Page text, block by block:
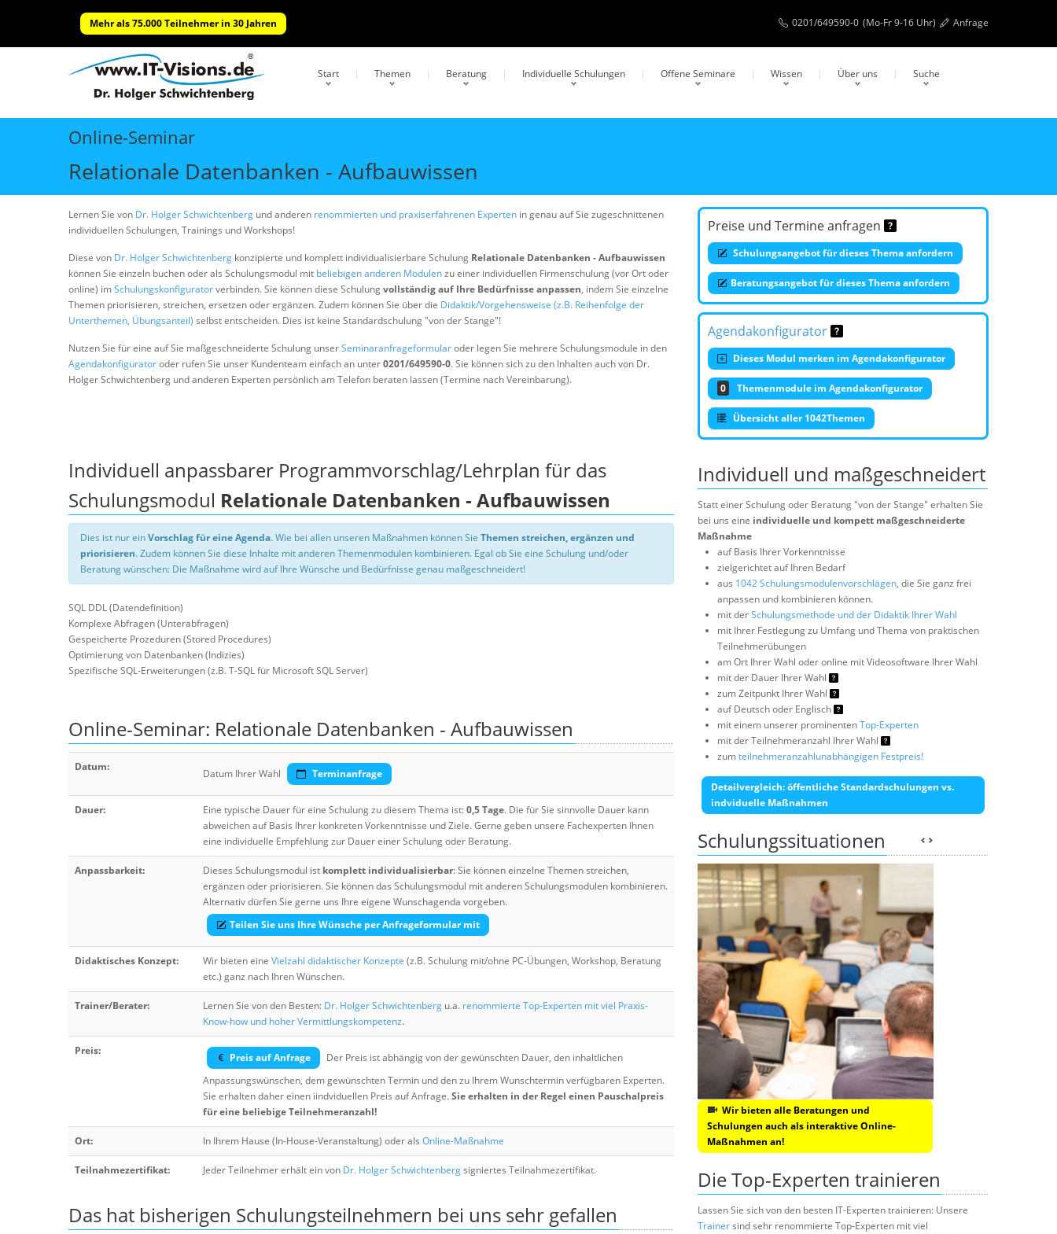
Mehr als 75.000 Teilnehmer in 30 Jahren 0201/649590-0 (Mo-Fr 9-16 Uhr) Anfrage
Start Themen Beratung Individuelle Schulungen Offene Seminare Wissen Über uns Suche
Online-Seminar
Relationale Datenbanken - Aufbauwissen
Lernen Sie von Dr. Holger Schwichtenberg und anderen renommierten und praxiserfahrenen Experten in genau auf Sie zugeschnittenen
individuellen Schulungen, Trainings und Workshops!
Diese von Dr. Holger Schwichtenberg konzipierte und komplett individualisierbare Schulung Relationale Datenbanken - Aufbauwissen
können Sie einzeln buchen oder als Schulungsmodul mit beliebigen anderen Modulenzu einer individuellen Firmenschulung (vor Ort oder
online) imSchulungskonfiguratorverbinden. Sie können diese Schulungvollständig auf Ihre Bedürfnisse anpassen, indem Sie einzelne
Themen priorisieren, streichen, ersetzen oder ergänzen. Zudem können Sie über die Didaktik/Vorgehensweise (z.B. Reihenfolge der
Unterthemen, Übungsanteil) selbst entscheiden. Dies ist keine Standardschulung "von der Stange"!
Nutzen Sie für eine auf Sie maßgeschneiderte Schulung unserSeminaranfrageformularoder legen Sie mehrere Schulungsmodule in den
Agendakonfiguratoroder rufen Sie unser Kundenteam einfach an unter0201/649590-0. Sie können sich zu den Inhalten auch von Dr.
Holger Schwichtenberg und anderen Experten persönlich am Telefon beraten lassen (Termine nach Vereinbarung).
Preise und Termine anfragen
Schulungsangebot für dieses Thema anfordern
Beratungsangebot für dieses Thema anfordern
Agendakonfigurator
Dieses Modul merken im Agendakonfigurator
0 Themenmodule im Agendakonfigurator
Übersicht aller 1042Themen
Individuell anpassbarer Programmvorschlag/Lehrplan für das
Schulungsmodul Relationale Datenbanken - Aufbauwissen
Dies ist nur einVorschlag für eine Agenda. Wie bei allen unseren Maßnahmen können Sie Themen streichen, ergänzen und
priorisieren. Zudem können Sie diese Inhalte mit anderen Themenmodulen kombinieren. Egal ob Sie eine Schulung und/oder
Beratung wünschen: Die Maßnahme wird auf Ihre Wünsche und Bedürfnisse genau maßgeschneidert!
SQL DDL (Datendefinition)
Komplexe Abfragen (Unterabfragen)
Gespeicherte Prozeduren (Stored Procedures)
Optimierung von Datenbanken (Indizies)
Spezifische SQL-Erweiterungen (z.B. T-SQL für Microsoft SQL Server)
Online-Seminar: Relationale Datenbanken - Aufbauwissen
Datum:
Datum Ihrer Wahl Terminanfrage
Dauer: Eine typische Dauer für eine Schulung zu diesem Thema ist:0,5 Tage. Die für Sie sinnvolle Dauer kann
abweichen auf Basis Ihrer konkreten Vorkenntnisse und Ziele. Gerne geben unsere Fachexperten Ihnen
eine individuelle Empfehlung zur Dauer einer Schulung oder Beratung.
Anpassbarkeit: Dieses Schulungsmodul ist komplett individualisierbar: Sie können einzelne Themen streichen,
ergänzen oder priorisieren. Sie können das Schulungsmodul mit anderen Schulungsmodulen kombinieren.
Alternativ dürfen Sie gerne uns Ihre eigene Wunschagenda vorgeben.
Teilen Sie uns Ihre Wünsche per Anfrageformular mit
Didaktisches Konzept: Wir bieten eine Vielzahl didaktischer Konzepte (z.B. Schulung mit/ohne PC-Übungen, Workshop, Beratung
etc.) ganz nach Ihren Wünschen.
Trainer/Berater: Lernen Sie von den Besten: Dr. Holger Schwichtenberg u.a. renommierte Top-Experten mit viel Praxis-
Know-how und hoher Vermittlungskompetenz.
Preis:
Preis auf Anfrage
Der Preis ist abhängig von der gewünschten Dauer, den inhaltlichen
Anpassungswünschen, dem gewünschten Termin und den zu Ihrem Wunschtermin verfügbaren Experten.
Sie erhalten daher einen iindviduellen Preis auf Anfrage.Sie erhalten in der Regel einen Pauschalpreis
für eine beliebige Teilnehmeranzahl!
Ort: In Ihrem Hause (In-House-Veranstaltung) oder als Online-Maßnahme
Teilnahmezertifikat: Jeder Teilnehmer erhält ein von Dr. Holger Schwichtenbergsigniertes Teilnahmezertifikat.
Das hat bisherigen Schulungsteilnehmern bei uns sehr gefallen
Individuell und maßgeschneidert
Statt einer Schulung oder Beratung "von der Stange" erhalten Sie
bei uns eine individuelle und kompett maßgeschneiderte
Maßnahme
auf Basis Ihrer Vorkenntnisse
zielgerichtet auf Ihren Bedarf
aus 1042 Schulungsmodulenvorschlägen, die Sie ganz frei
anpassen und kombinieren können.
mit derSchulungsmethode und der Didaktik Ihrer Wahl
mit Ihrer Festlegung zu Umfang und Thema von praktischen
Teilnehmerübungen
am Ort Ihrer Wahl oder online mit Videosoftware Ihrer Wahl
mit der Dauer Ihrer Wahl
zum Zeitpunkt Ihrer Wahl
auf Deutsch oder Englisch
mit einem unserer prominentenTop-Experten
mit der Teilnehmeranzahl Ihrer Wahl
zumteilnehmeranzahlunabhängigen Festpreis!
Detailvergleich: öffentliche Standardschulungen vs.
indviduelle Maßnahmen
Schulungssituationen
Wir bieten alle Beratungen und
Schulungen auch als interaktive Online-
Maßnahmen an!
Die Top-Experten trainieren
Lassen Sie sich von den besten IT-Experten trainieren: Unsere
Trainersind sehr renommierte Top-Experten mit viel